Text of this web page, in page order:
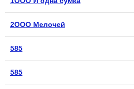
2ООО Мелочей
585
585